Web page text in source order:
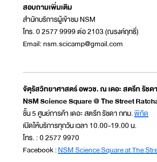
สอบถามเพิ่มเติม
สำนักบริการผู้เข้าชม NSM
โทร. 0 2577 9999 ต่อ 2103 (ณรงค์ฤทธิ์)
Email: nsm.scicamp@gmail.com
จัตุรัสวิทยาศาสตร์ อพวช. ณ เดอะ สตรีท รัชดา
NSM Science Square @ The Street
ชั้น 5 ศูนย์การค้า เดอะ สตรีท รัชดา กทม.พิกัด
เปิดให้บริการทุกวัน เวลา 10.00-19.00 น.
โทร. : 0 2577 9970
Facebook :NSM Science Square at The